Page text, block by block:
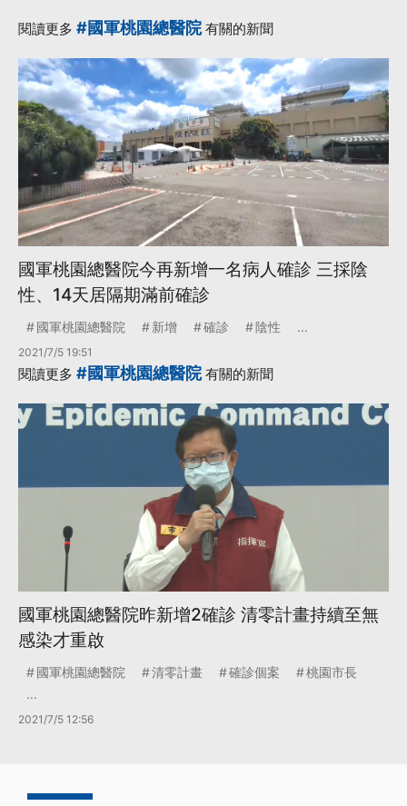
閱讀更多 #國軍桃園總醫院有關的新聞
國軍桃園總醫院今再新增一名病人確診 三採陰
性、14天居隔期滿前確診
國軍桃園總醫院 新增 確診 陰性 ...
2021/7/5 19:51
閱讀更多 #國軍桃園總醫院有關的新聞
國軍桃園總醫院昨新增2確診 清零計畫持續至無
感染才重啟
國軍桃園總醫院 清零計畫 確診個案
桃園市長
...
2021/7/5 12:56